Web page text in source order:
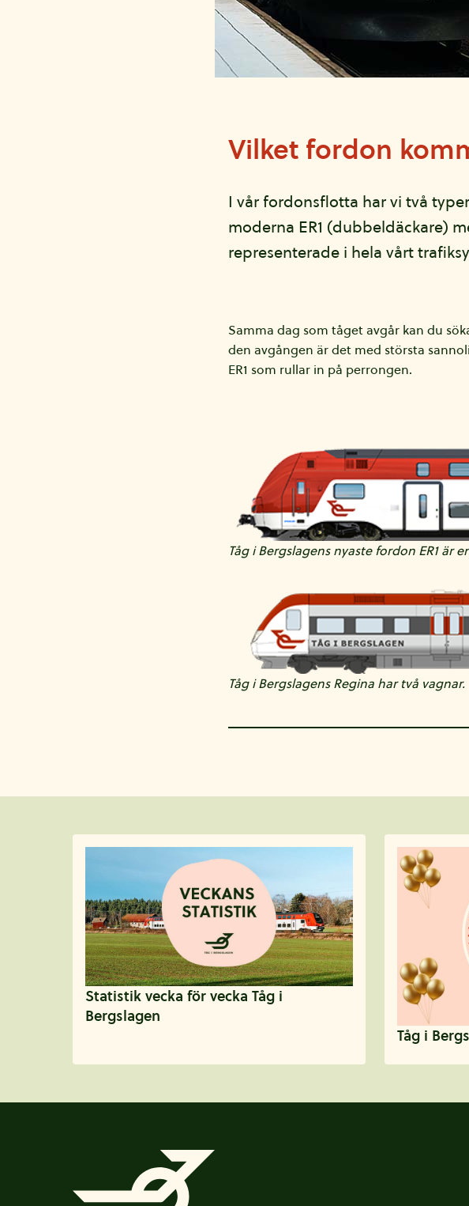
Vilket fordon
I vår fordonsflotta har vi två
moderna ER1 (dubbeldäckare)
representerade i hela vårt
Samma dag som tåget avgår kan du
den avgången är det med största
ER1 som rullar in på perrongen.
Tåg i Bergslagens nyaste fordon ER1 är
Tåg i Bergslagens Regina har två vagnar.
Aktuellt
Statistik vecka för vecka Tåg i
Bergslagen
Tåg i